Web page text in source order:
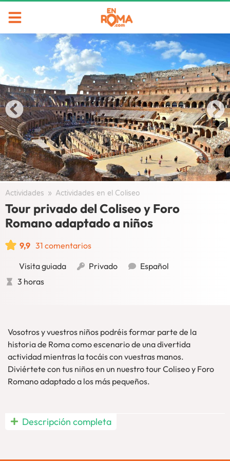
Actividades / Actividades en el Coliseo
Tour privado del Coliseo y Foro
Romano adaptado a niños
9,9 31 comentarios
Visita guiada
Privado
Español
3 horas
Vosotros y vuestros niños podréis formar parte de la
historia de Roma como escenario de una divertida
actividad mientras la tocáis con vuestras manos.
Diviértete con tus niños en un nuestro tour Coliseo y Foro
Romano adaptado a los más pequeños.
Con mucha frecuencia los arqueólogos encuentran en Roma
Descripción completa